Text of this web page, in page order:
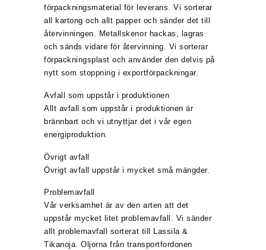
förpackningsmaterial för leverans. Vi sorterar
all kartong och allt papper och sänder det till
återvinningen. Metallskenor hackas, lagras
och sänds vidare för återvinning. Vi sorterar
förpackningsplast och använder den delvis på
nytt som stoppning i exportförpackningar.
Avfall som uppstår i produktionen
Allt avfall som uppstår i produktionen är
brännbart och vi utnyttjar det i vår egen
energiproduktion.
Övrigt avfall
Övrigt avfall uppstår i mycket små mängder.
Problemavfall
Vår verksamhet är av den arten att det
uppstår mycket litet problemavfall. Vi sänder
allt problemavfall sorterat till Lassila &
Tikanoja. Oljorna från transportfordonen